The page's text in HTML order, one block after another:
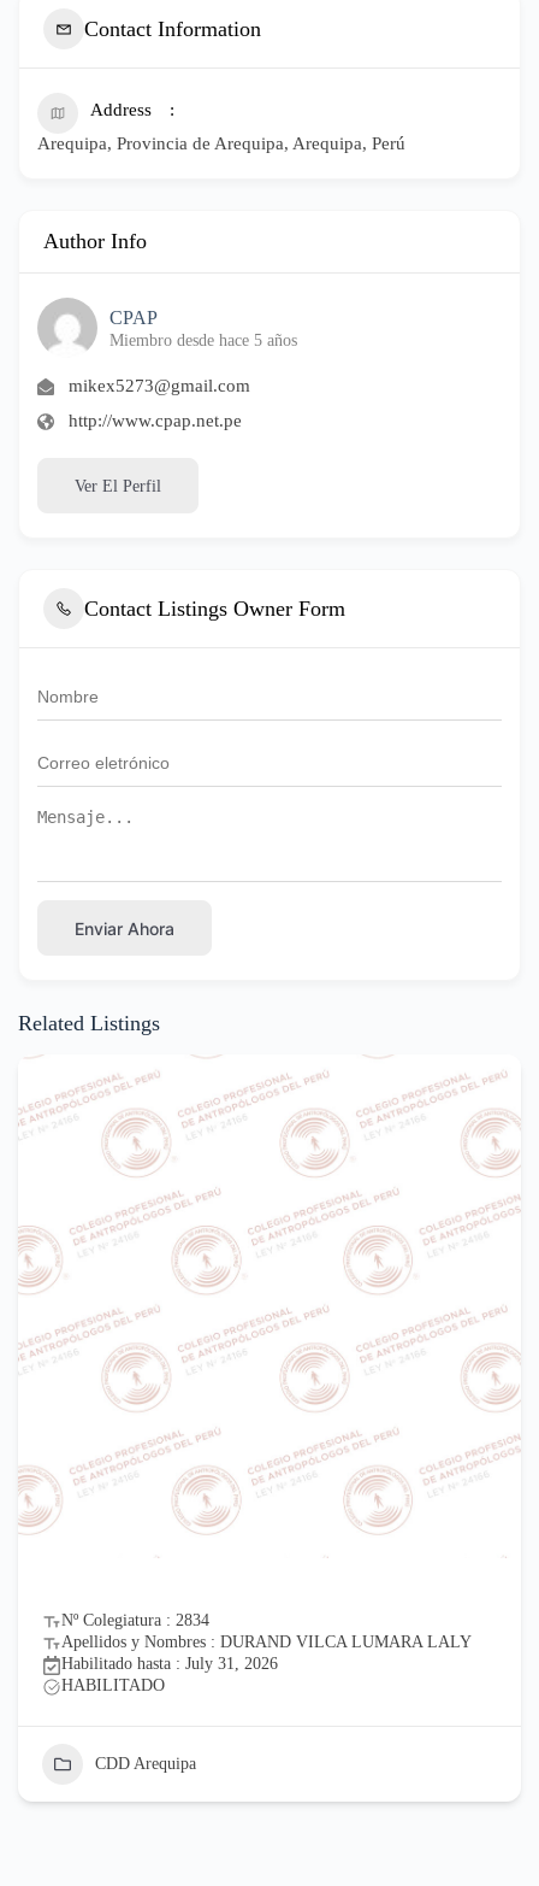
Contact Information
Address
Arequipa, Provincia de Arequipa, Arequipa, Perú
Author Info
CPAP
Miembro desde hace 5 años
mikex5273@gmail.com
http://www.cpap.net.pe
Ver El Perfil
Contact Listings Owner Form
Enviar Ahora
Related Listings
Nº Colegiatura : 2834
Apellidos y Nombres : DURAND VILCA LUMARA LALY
Habilitado hasta : July 31, 2026
HABILITADO
CDD Arequipa